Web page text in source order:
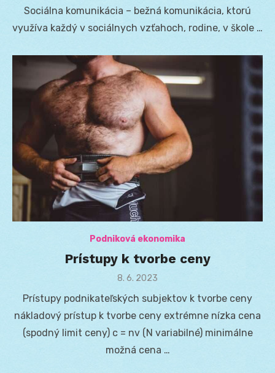
Sociálna komunikácia – bežná komunikácia, ktorú
využíva každý v sociálnych vzťahoch, rodine, v škole …
Podniková ekonomika
Prístupy k tvorbe ceny
Posted
8. 6. 2023
Prístupy podnikateľských subjektov k tvorbe ceny
nákladový prístup k tvorbe ceny extrémne nízka cena
(spodný limit ceny) c = nv (N variabilné) minimálne
možná cena …